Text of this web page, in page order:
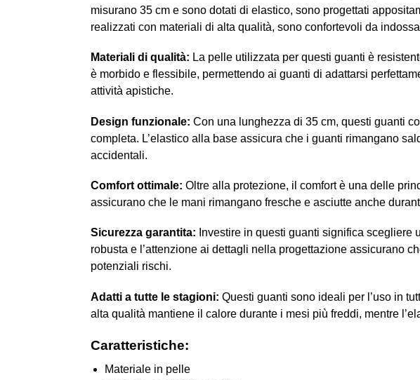
misurano 35 cm e sono dotati di elastico, sono progettati
realizzati con materiali di alta qualità, sono confortevoli da
Materiali di qualità: La pelle utilizzata per questi guanti è
è morbido e flessibile, permettendo ai guanti di adattarsi
attività apistiche.
Design funzionale: Con una lunghezza di 35 cm, questi guanti
completa. L’elastico alla base assicura che i guanti rimangano
accidentali.
Comfort ottimale: Oltre alla protezione, il comfort è una delle
assicurano che le mani rimangano fresche e asciutte anche
Sicurezza garantita: Investire in questi guanti significa scegliere
robusta e l’attenzione ai dettagli nella progettazione assicurano
potenziali rischi.
Adatti a tutte le stagioni: Questi guanti sono ideali per l’uso in
alta qualità mantiene il calore durante i mesi più freddi, mentre
Caratteristiche:
Materiale in pelle